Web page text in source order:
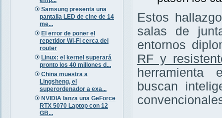
Samsung presenta una
pantalla LED de cine de 14
me...
El error de poner el
repetidor Wi-Fi cerca del
router
Linux: el kernel superará
pronto los 40 millones d...
China muestra a
Lingsheng, el
superordenador a exa...
NVIDIA lanza una GeForce
RTX 5070 Laptop con 12
GB...
Estos
salas de
entornos
RF y
herramienta
buscan